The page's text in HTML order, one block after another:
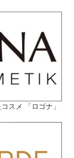
スメ 「ロゴナ」